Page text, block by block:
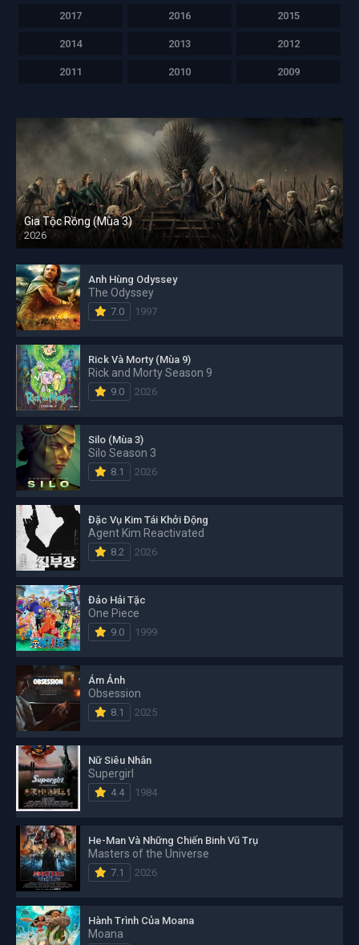
2017 2016 2015
2014 2013 2012
2011 2010 2009
Gia Tộc Rồng (Mùa 3)
2026
Anh Hùng Odyssey
The Odyssey
7.0 1997
Rick Và Morty (Mùa 9)
Rick and Morty Season 9
9.0 2026
Silo (Mùa 3)
Silo Season 3
8.1 2026
Đặc Vụ Kim Tái Khởi Động
Agent Kim Reactivated
8.2 2026
Đảo Hải Tặc
One Piece
9.0 1999
Ám Ảnh
Obsession
8.1 2025
Nữ Siêu Nhân
Supergirl
4.4 1984
He-Man Và Những Chiến Binh Vũ Trụ
Masters of the Universe
7.1 2026
Hành Trình Của Moana
Moana